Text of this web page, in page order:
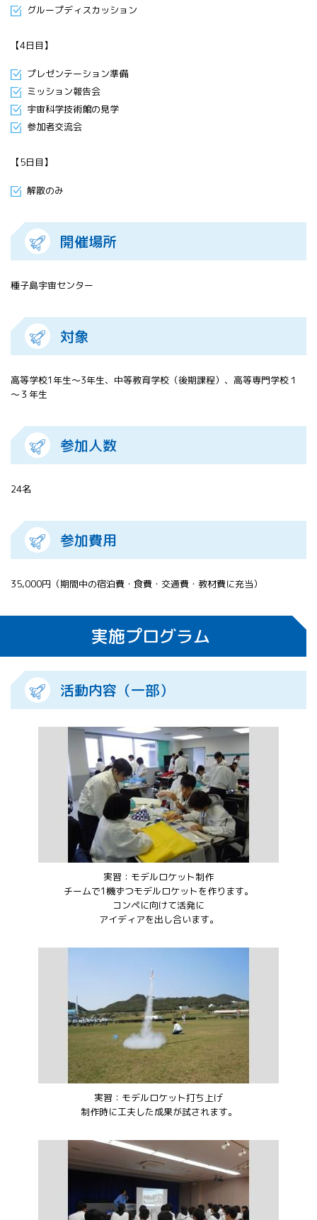
グループディスカッション
【4日目】
プレゼンテーション準備
ミッション報告会
宇宙科学技術館の見学
参加者交流会
【5日目】
解散のみ
開催場所
種子島宇宙センター
対象
高等学校1年生～3年生、中等教育学校（後期課程）、高等専門学校１
～３年生
参加人数
24名
参加費用
35,000円（期間中の宿泊費・食費・交通費・教材費に充当）
実施プログラム
活動内容（一部）
実習：モデルロケット制作
チームで1機ずつモデルロケットを作ります。
コンペに向けて活発に
アイディアを出し合います。
実習：モデルロケット打ち上げ
制作時に工夫した成果が試されます。